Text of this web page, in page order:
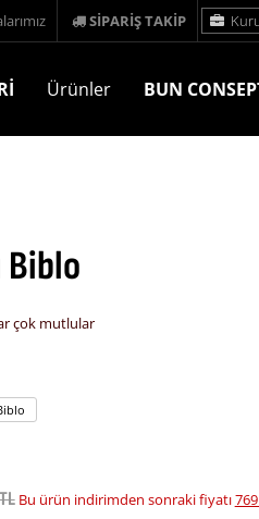
SİPARİŞ TAKİP
Ürünler BUN
Biblo
çok mutlular
Bu ürün indirimden sonraki fiyatı